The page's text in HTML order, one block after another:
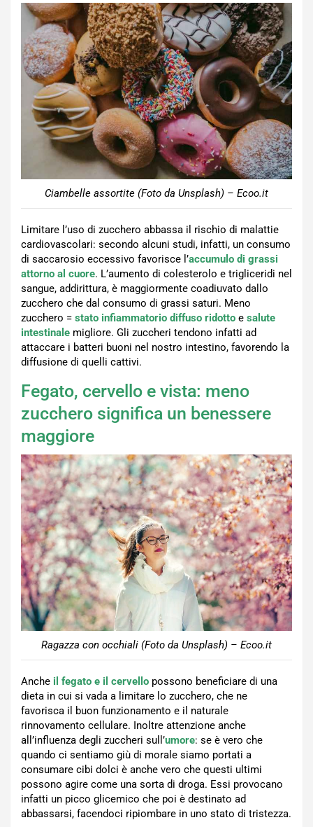
Ciambelle assortite (Foto da Unsplash) – Ecoo.it
Limitare l’uso di zucchero abbassa il rischio di malattie
cardiovascolari: secondo alcuni studi, infatti, un consumo
di saccarosio eccessivo favorisce l’accumulo di grassi
attorno al cuore. L’aumento di colesterolo e trigliceridi nel
sangue, addirittura, è maggiormente coadiuvato dallo
zucchero che dal consumo di grassi saturi. Meno
zucchero = stato infiammatorio diffuso ridotto e salute
intestinale migliore. Gli zuccheri tendono infatti ad
attaccare i batteri buoni nel nostro intestino, favorendo la
diffusione di quelli cattivi.
Fegato, cervello e vista: meno
zucchero significa un benessere
maggiore
Ragazza con occhiali (Foto da Unsplash) – Ecoo.it
Anche il fegato e il cervello possono beneficiare di una
dieta in cui si vada a limitare lo zucchero, che ne
favorisca il buon funzionamento e il naturale
rinnovamento cellulare. Inoltre attenzione anche
all’influenza degli zuccheri sull’umore: se è vero che
quando ci sentiamo giù di morale siamo portati a
consumare cibi dolci è anche vero che questi ultimi
possono agire come una sorta di droga. Essi provocano
infatti un picco glicemico che poi è destinato ad
abbassarsi, facendoci ripiombare in uno stato di tristezza.